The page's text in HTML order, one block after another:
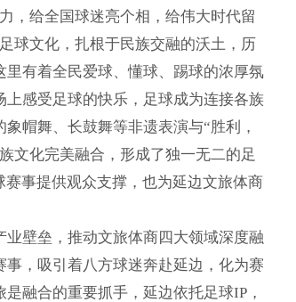
，给全国球迷亮个相，给伟大时代留
球文化，扎根于民族交融的沃土，历
有着全民爱球、懂球、踢球的浓厚氛
感受足球的快乐，足球成为连接各族
帽舞、长鼓舞等非遗表演与“胜利，
文化完美融合，形成了独一无二的足
事提供观众支撑，也为延边文旅体商
壁垒，推动文旅体商四大领域深度融
，吸引着八方球迷奔赴延边，化为赛
融合的重要抓手，延边依托足球IP，